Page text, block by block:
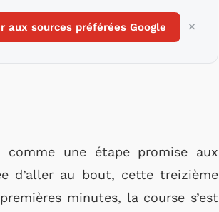
aux sources préférées Google
comme une étape promise aux
d’aller au bout, cette treizième
minutes, la course s’est